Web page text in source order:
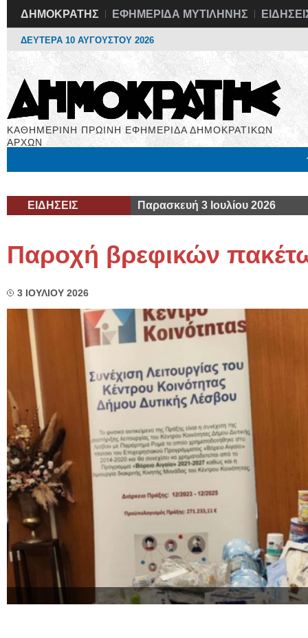
ΔΗΜΟΚΡΑΤΗΣ ΕΦΗΜΕΡΙΔΑ ΜΥΤΙΛΗΝΗΣ
ΔΕΥΤΕΡΑ 10 ΑΥΓΟΥΣΤΟΥ 2026
ΚΑΘΗΜΕΡΙΝΗ ΠΡΩΙΝΗ ΕΦΗΜΕΡΙΔΑ ΔΗΜΟΚΡΑΤΙΚΩΝ
ΑΡΧΩΝ
ΕΙΔΗΣΕΙΣ Παρασκευή 3 Ιουλίου 2026
Παροχή βρεφικών
3 ΙΟΥΛΙΟΥ 2026